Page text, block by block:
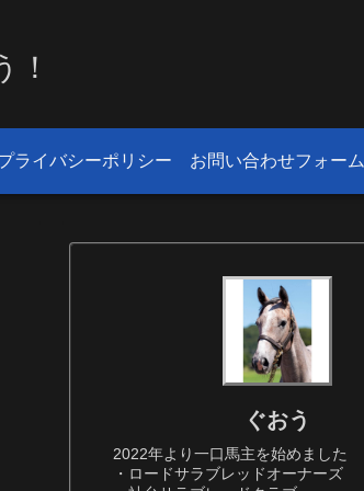
！
ライバシーポリシー お問い合わせフォーム
ぐおう
2022年より一口馬主を始めました
・ロードサラブレッドオーナーズ